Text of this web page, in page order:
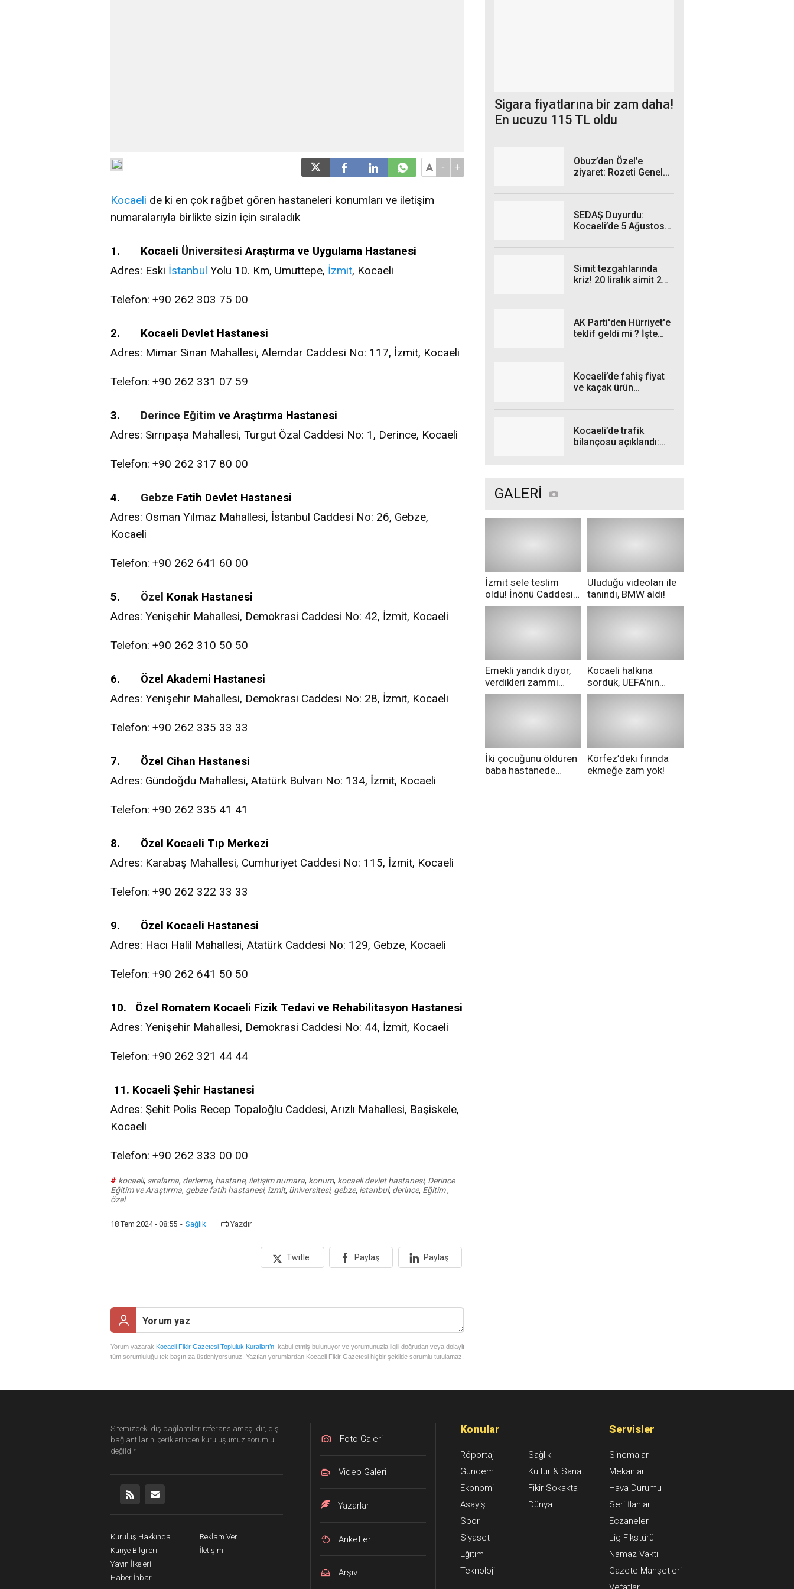
- +
Kocaeli de ki en çok rağbet gören hastaneleri konumları ve iletişim
numaralarıyla birlikte sizin için sıraladık
1. Kocaeli Üniversitesi Araştırma ve Uygulama Hastanesi
Adres: Eski İstanbul Yolu 10. Km, Umuttepe, İzmit, Kocaeli
Telefon: +90 262 303 75 00
2. Kocaeli Devlet Hastanesi
Adres: Mimar Sinan Mahallesi, Alemdar Caddesi No: 117, İzmit, Kocaeli
Telefon: +90 262 331 07 59
3. Derince Eğitim ve Araştırma Hastanesi
Adres: Sırrıpaşa Mahallesi, Turgut Özal Caddesi No: 1, Derince, Kocaeli
Telefon: +90 262 317 80 00
4. Gebze Fatih Devlet Hastanesi
Adres: Osman Yılmaz Mahallesi, İstanbul Caddesi No: 26, Gebze,
Kocaeli
Telefon: +90 262 641 60 00
5. Özel Konak Hastanesi
Adres: Yenişehir Mahallesi, Demokrasi Caddesi No: 42, İzmit, Kocaeli
Telefon: +90 262 310 50 50
6. Özel Akademi Hastanesi
Adres: Yenişehir Mahallesi, Demokrasi Caddesi No: 28, İzmit, Kocaeli
Telefon: +90 262 335 33 33
7. Özel Cihan Hastanesi
Adres: Gündoğdu Mahallesi, Atatürk Bulvarı No: 134, İzmit, Kocaeli
Telefon: +90 262 335 41 41
8. Özel Kocaeli Tıp Merkezi
Adres: Karabaş Mahallesi, Cumhuriyet Caddesi No: 115, İzmit, Kocaeli
Telefon: +90 262 322 33 33
9. Özel Kocaeli Hastanesi
Adres: Hacı Halil Mahallesi, Atatürk Caddesi No: 129, Gebze, Kocaeli
Telefon: +90 262 641 50 50
10. Özel Romatem Kocaeli Fizik Tedavi ve Rehabilitasyon Hastanesi
Adres: Yenişehir Mahallesi, Demokrasi Caddesi No: 44, İzmit, Kocaeli
Telefon: +90 262 321 44 44
11. Kocaeli Şehir Hastanesi
Adres: Şehit Polis Recep Topaloğlu Caddesi, Arızlı Mahallesi, Başiskele,
Kocaeli
Telefon: +90 262 333 00 00
# kocaeli, sıralama, derleme, hastane, iletişim numara, konum, kocaeli devlet hastanesi, Derince
Eğitim ve Araştırma, gebze fatih hastanesi, izmit, üniversitesi, gebze, istanbul, derince, Eğitim,
özel
18 Tem 2024 - 08:55 - Sağlık Yazdır
Twitle Paylaş Paylaş
Yorum yazarak Kocaeli Fikir Gazetesi Topluluk Kuralları’nı kabul etmiş bulunuyor ve yorumunuzla ilgili doğrudan veya dolaylı
tüm sorumluluğu tek başınıza üstleniyorsunuz. Yazılan yorumlardan Kocaeli Fikir Gazetesi hiçbir şekilde sorumlu tutulamaz.
Sigara fiyatlarına bir zam daha!
En ucuzu 115 TL oldu
Obuz’dan Özel’e
ziyaret: Rozeti Genel
SEDAŞ Duyurdu:
Kocaeli’de 5 Ağustos
Simit tezgahlarında
kriz! 20 liralık simit 25
AK Parti'den Hürriyet'e
teklif geldi mi ? İşte
Kocaeli’de fahiş fiyat
ve kaçak ürün
Kocaeli’de trafik
bilançosu açıklandı:
GALERİ
İzmit sele teslim
oldu! İnönü Caddesi
göle döndü!
Uluduğu videoları ile
tanındı, BMW aldı!
Emekli yandık diyor,
verdikleri zammı
pazarda geri aldılar!
Kocaeli halkına
sorduk, UEFA’nın
Merih Demiral kararı
İki çocuğunu öldüren
baba hastanede
Körfez’deki fırında
ekmeğe zam yok!
Sitemizdeki dış bağlantılar referans amaçlıdır, dış
bağlantıların içeriklerinden kuruluşumuz sorumlu
değildir.
Kuruluş Hakkında
Künye Bilgileri
Yayın İlkeleri
Haber İhbar
Reklam Ver
İletişim
Foto Galeri
Video Galeri
Yazarlar
Anketler
Arşiv
Konular
Röportaj
Gündem
Ekonomi
Asayiş
Spor
Siyaset
Eğitim
Teknoloji
Sağlık
Kültür & Sanat
Fikir Sokakta
Dünya
Servisler
Sinemalar
Mekanlar
Hava Durumu
Seri İlanlar
Eczaneler
Lig Fikstürü
Namaz Vakti
Gazete Manşetleri